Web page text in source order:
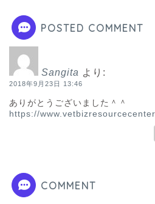
POSTED COMMENT
Sangita より:
2018年9月23日 13:46
ありがとうございました＾＾
https://
COMMENT